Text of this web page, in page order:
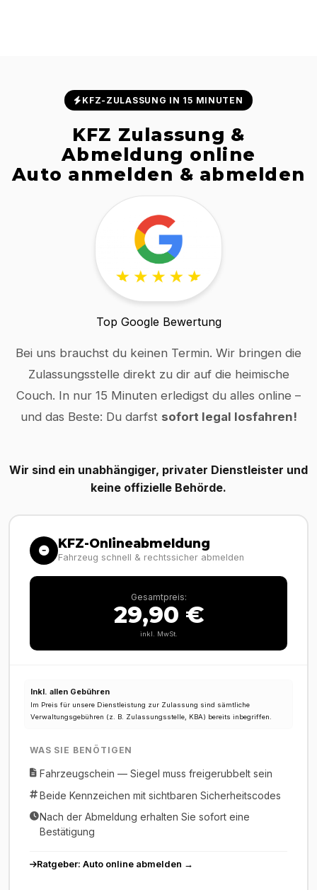
KFZ-ZULASSUNG IN 15 MINUTEN
KFZ Zulassung &
Abmeldung online
Auto anmelden & abmelden
Top Google Bewertung
Bei uns brauchst du keinen Termin. Wir bringen die
Zulassungsstelle direkt zu dir auf die heimische
Couch. In nur 15 Minuten erledigst du alles online –
und das Beste: Du darfst sofort legal losfahren!
Wir sind ein unabhängiger, privater Dienstleister und
keine offizielle Behörde.
KFZ-Onlineabmeldung
Fahrzeug schnell & rechtssicher abmelden
Gesamtpreis:
29,90 €
inkl. MwSt.
Inkl. allen Gebühren
Im Preis für unsere Dienstleistung zur Zulassung sind sämtliche
Verwaltungsgebühren (z. B. Zulassungsstelle, KBA) bereits inbegriffen.
WAS SIE BENÖTIGEN
Fahrzeugschein — Siegel muss freigerubbelt sein
Beide Kennzeichen mit sichtbaren Sicherheitscodes
Nach der Abmeldung erhalten Sie sofort eine
Bestätigung
Ratgeber: Auto online abmelden →